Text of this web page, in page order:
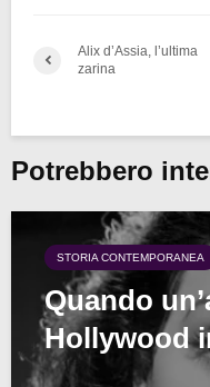
Alix d’Assia, l’ultima
zarina
Potrebbero
STORIA CONTEMPORANEA
Quando
Hollywood